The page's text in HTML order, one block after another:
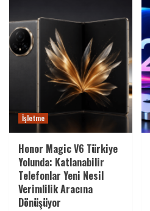
İşletme
Honor Magic V6 Türkiye
Yolunda: Katlanabilir
Telefonlar Yeni Nesil
Verimlilik Aracına
Dönüşüyor